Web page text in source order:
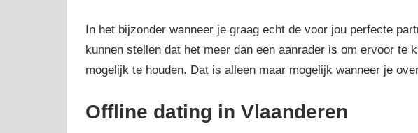
In het bijzonder wanneer je graag echt de voor jou perfecte
kunnen stellen dat het meer dan een aanrader is om ervoor te
mogelijk te houden. Dat is alleen maar mogelijk wanneer je
Offline dating in Vlaanderen